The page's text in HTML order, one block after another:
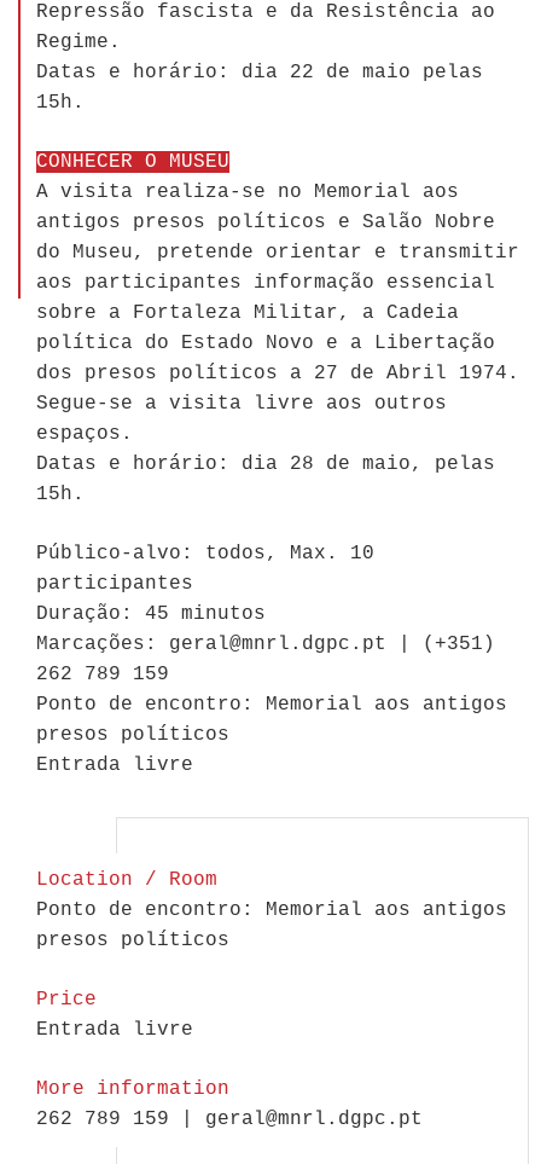
Repressão fascista e da Resistência ao
Regime.
Datas e horário: dia 22 de maio pelas
15h.
CONHECER O MUSEU
A visita realiza-se no Memorial aos
antigos presos políticos e Salão Nobre
do Museu, pretende orientar e transmitir
aos participantes informação essencial
sobre a Fortaleza Militar, a Cadeia
política do Estado Novo e a Libertação
dos presos políticos a 27 de Abril 1974.
Segue-se a visita livre aos outros
espaços.
Datas e horário: dia 28 de maio, pelas
15h.
Público-alvo: todos, Max. 10
participantes
Duração: 45 minutos
Marcações: geral@mnrl.dgpc.pt | (+351)
262 789 159
Ponto de encontro: Memorial aos antigos
presos políticos
Entrada livre
Location / Room
Ponto de encontro: Memorial aos antigos
presos políticos
Price
Entrada livre
More information
262 789 159 | geral@mnrl.dgpc.pt